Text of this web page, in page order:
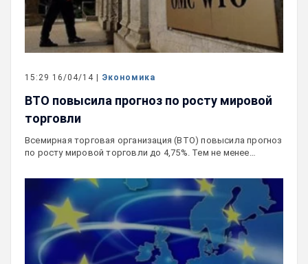
15:29 16/04/14 | Экономика
ВТО повысила прогноз по росту мировой
торговли
Всемирная торговая организация (ВТО) повысила прогноз
по росту мировой торговли до 4,75%. Тем не менее…